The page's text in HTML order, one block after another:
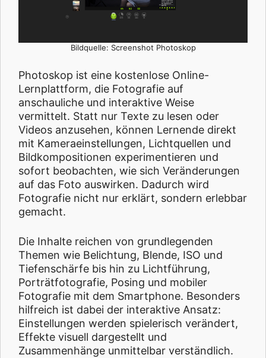
Bildquelle: Screenshot Photoskop
Photoskop ist eine kostenlose Online-
Lernplattform, die Fotografie auf
anschauliche und interaktive Weise
vermittelt. Statt nur Texte zu lesen oder
Videos anzusehen, können Lernende direkt
mit Kameraeinstellungen, Lichtquellen und
Bildkompositionen experimentieren und
sofort beobachten, wie sich Veränderungen
auf das Foto auswirken. Dadurch wird
Fotografie nicht nur erklärt, sondern erlebbar
gemacht.
Die Inhalte reichen von grundlegenden
Themen wie Belichtung, Blende, ISO und
Tiefenschärfe bis hin zu Lichtführung,
Porträtfotografie, Posing und mobiler
Fotografie mit dem Smartphone. Besonders
hilfreich ist dabei der interaktive Ansatz:
Einstellungen werden spielerisch verändert,
Effekte visuell dargestellt und
Zusammenhänge unmittelbar verständlich.